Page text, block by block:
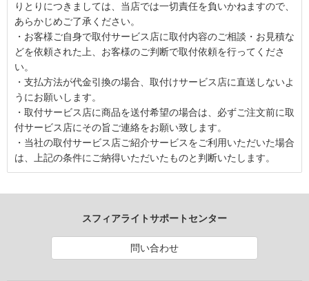
りとりにつきましては、当店では一切責任を負いかねますので、
あらかじめご了承ください。
・お客様ご自身で取付サービス店に取付内容のご相談・お見積な
どを依頼された上、お客様のご判断で取付依頼を行ってくださ
い。
・支払方法が代金引換の場合、取付けサービス店に直送しないよ
うにお願いします。
・取付サービス店に商品を送付希望の場合は、必ずご注文前に取
付サービス店にその旨ご連絡をお願い致します。
・当社の取付サービス店ご紹介サービスをご利用いただいた場合
は、上記の条件にご納得いただいたものと判断いたします。
スフィアライトサポートセンター
問い合わせ